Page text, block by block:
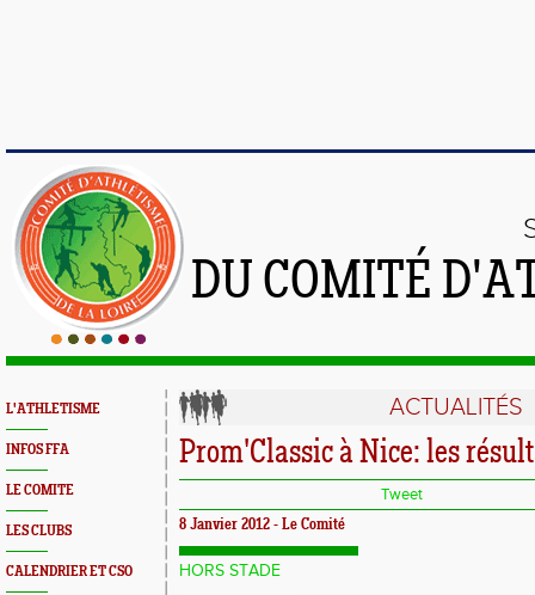
DU COMITÉ
L'ATHLETISME
INFOS FFA
LE COMITE
LES CLUBS
CALENDRIER ET CSO
ACTUALITÉS
Prom'Classic à Nice: les
Tweet
8 Janvier 2012 - Le Comité
HORS STADE